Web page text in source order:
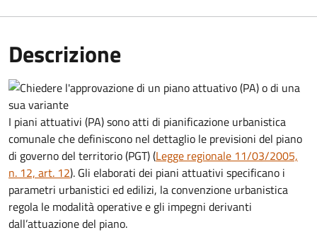
Descrizione
I piani attuativi (PA) sono atti di pianificazione urbanistica
comunale che definiscono nel dettaglio le previsioni del piano
di governo del territorio (PGT) (Legge regionale 11/03/2005,
n. 12, art. 12). Gli elaborati dei piani attuativi specificano i
parametri urbanistici ed edilizi, la convenzione urbanistica
regola le modalità operative e gli impegni derivanti
dall’attuazione del piano.